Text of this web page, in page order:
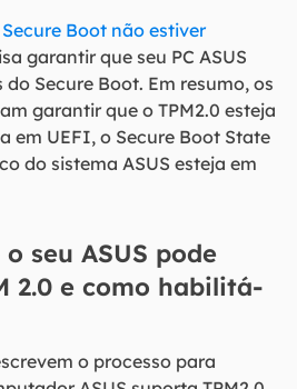
Boot não estiver
garantir que seu PC ASUS
Secure Boot. Em resumo, os
garantir que o TPM2.0 esteja
em UEFI, o Secure Boot State
do sistema ASUS esteja em
seu ASUS pode
2.0 e como habilitá-
o processo para